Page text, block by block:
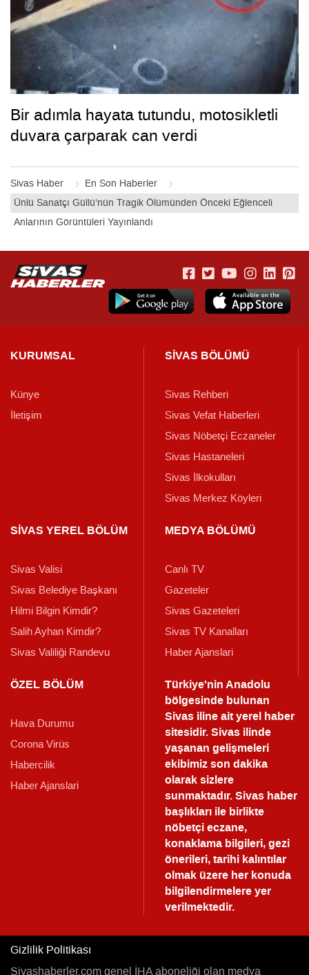
Sivas Haber
En Son Haberler
Ünlü Sanatçı Güllü’nün Tragik Ölümünden Önceki Eğlenceli
Anlarının Görüntüleri Yayınlandı
Bir adımla hayata tutundu, motosikletli
duvara çarparak can verdi
KURUMSAL
Künye
İletişim
SİVAS BÖLÜMÜ
Sivas Rehberi
Sivas Vefat Haberleri
Sivas Nöbetçi Eczaneler
Sivas Hastaneleri
Sivas İlkokulları
Sivas Merkez Köyleri
SİVAS YEREL BÖLÜM
Sivas Valisi
Sivas Belediye Başkanı
Hilmi Bilgin Kimdir?
Salih Ayhan Kimdir?
Sivas Valiliği Randevu
MEDYA BÖLÜMÜ
Canlı TV
Gazeteler
Sivas Gazeteleri
Sivas TV Kanalları
Haber Ajanslari
ÖZEL BÖLÜM
Hava Durumu
Corona Virüs
Habercilik
Haber Ajanslari
Türkiye'nin Anadolu
bölgesinde bulunan
Sivas iline ait yerel haber
sitesidir. Sivas ilinde
yaşanan gelişmeleri
ekibimiz son dakika
olarak sizlere
sunmaktadır.Sivas haber
başlıkları ile birlikte
nöbetçi eczane,
konaklama bilgileri, gezi
önerileri, tarihi kalıntılar
olmak üzere her konuda
bilgilendirmelere yer
verilmektedir.
Gizlilik Politikası
Sivashaberler.com genel İHA aboneliği olan medya